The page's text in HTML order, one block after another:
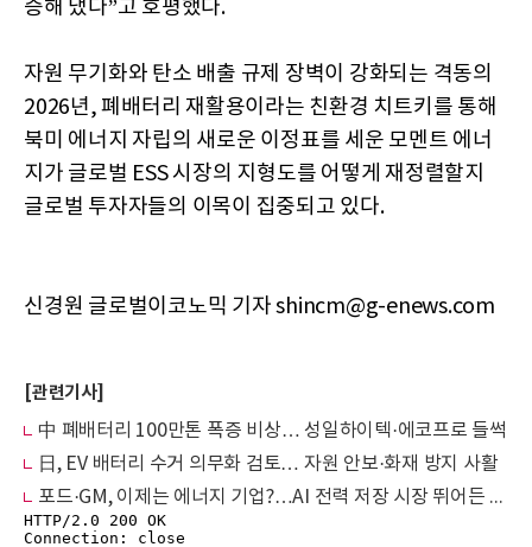
증해 냈다”고 호평했다.
자원 무기화와 탄소 배출 규제 장벽이 강화되는 격동의
2026년, 폐배터리 재활용이라는 친환경 치트키를 통해
북미 에너지 자립의 새로운 이정표를 세운 모멘트 에너
지가 글로벌 ESS 시장의 지형도를 어떻게 재정렬할지
글로벌 투자자들의 이목이 집중되고 있다.
신경원 글로벌이코노믹 기자 shincm@g-enews.com
[관련기사]
中 폐배터리 100만톤 폭증 비상… 성일하이텍·에코프로 들썩
日, EV 배터리 수거 의무화 검토… 자원 안보·화재 방지 사활
포드·GM, 이제는 에너지 기업?…AI 전력 저장 시장 뛰어든 車 업계